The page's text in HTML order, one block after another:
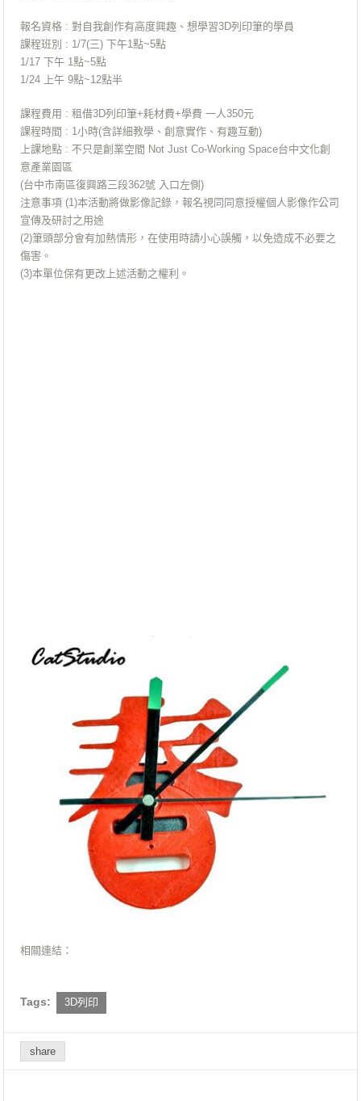
報名資格 : 對自我創作有高度興趣、想學習3D列印筆的學員
課程班別 : 1/7(三) 下午1點~5點
1/17 下午 1點~5點
1/24 上午 9點~12點半
課程費用 : 租借3D列印筆+耗材費+學費 一人350元
課程時間 : 1小時(含詳細教學、創意實作、有趣互動)
上課地點 : 不只是創業空間 Not Just Co-Working Space台中文化創
意產業園區
(台中市南區復興路三段362號 入口左側)
注意事項 (1)本活動將做影像記錄，報名視同同意授權個人影像作公司
宣傳及研討之用途
(2)筆頭部分會有加熱情形，在使用時請小心誤觸，以免造成不必要之
傷害。
(3)本單位保有更改上述活動之權利。
相關連結：
Tags: 3D列印
share